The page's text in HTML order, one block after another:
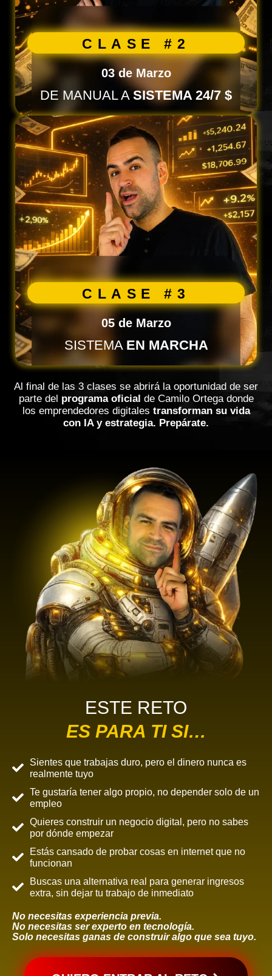
CLASE #2
03 de Marzo
DE MANUAL ASISTEMA 24/7 $
CLASE #3
05 de Marzo
SISTEMA EN MARCHA
Al final de las 3 clases se abrirá la oportunidad de ser
parte del programa oficial de Camilo Ortega donde
los emprendedores digitales transforman su vida
con IA y estrategia. Prepárate.
ESTE RETO
ES PARA TI SI…
Sientes que trabajas duro, pero el dinero nunca es
realmente tuyo
Te gustaría tener algo propio, no depender solo de un
empleo
Quieres construir un negocio digital, pero no sabes
por dónde empezar
Estás cansado de probar cosas en internet que no
funcionan
Buscas una alternativa real para generar ingresos
extra, sin dejar tu trabajo de inmediato
No necesitas experiencia previa.
No necesitas ser experto en tecnología.
Solo necesitas ganas de construir algo que sea tuyo.